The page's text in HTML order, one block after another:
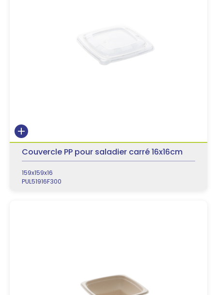
Couvercle PP pour saladier carré 16x16cm
159x159x16
PUL51916F300